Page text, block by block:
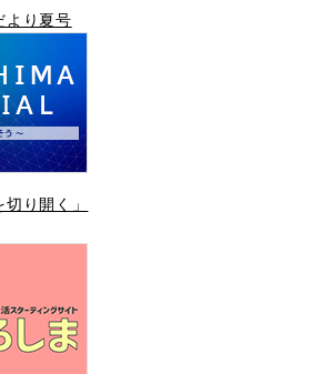
より夏号
り開く」